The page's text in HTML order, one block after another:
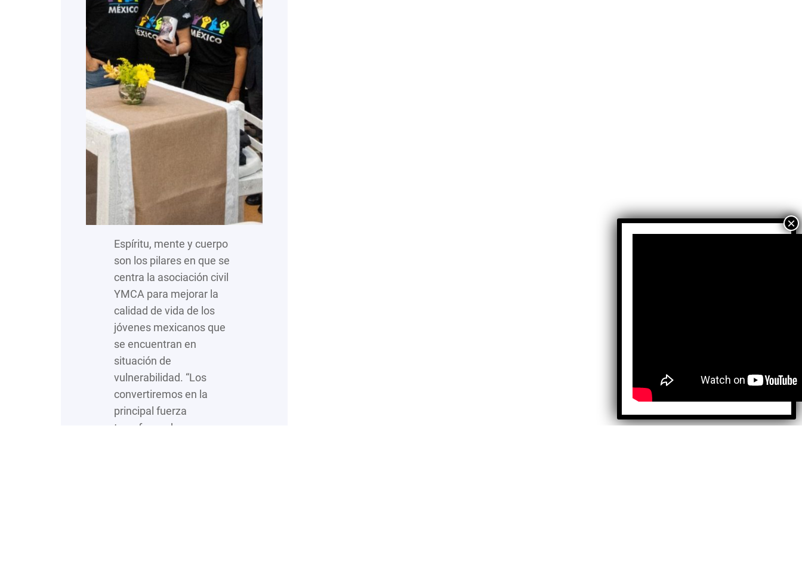
Espíritu, mente y cuerpo
son los pilares en que se
centra la asociación civil
YMCA para mejorar la
calidad de vida de los
jóvenes mexicanos que
se encuentran en
situación de
vulnerabilidad. “Los
convertiremos en la
principal fuerza
transformadora en